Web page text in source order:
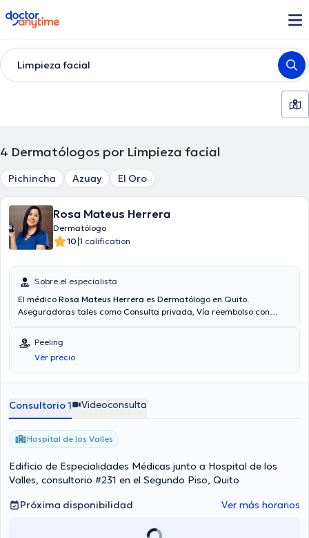
doctoranytime
Limpieza facial
4 Dermatólogos por Limpieza facial
Pichincha Azuay El Oro
Rosa Mateus Herrera
Dermatólogo
10|1 calification
Sobre el especialista
El médico Rosa Mateus Herrera es Dermatólogo en Quito.
Aseguradoras tales como Consulta privada, Vía reembolso con
el médico especialista Rosa Mateus Herrera es de $60. Algunos de
los servicios médicos ofrecidos en el consultorio son: Caída del
cabello, Peeling, Psoriasis, Tratamiento de acné.
Peeling
Ver precio
Consultorio 1 Videoconsulta
Hospital de los Valles
Edificio de Especialidades Médicas junto a Hospital de los
Valles, consultorio #231 en el Segundo Piso, Quito
Próxima disponibilidad
Ver más horarios